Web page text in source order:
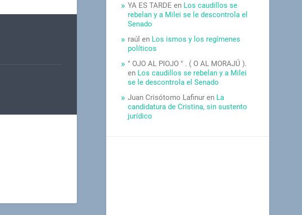
YA ES TARDE en Los caudillos se
rebelan y a Milei se le descontrola el
Senado
raúl en Los ismos y los regímenes
políticos
" OJO AL PIOJO " . ( O AL MORAJÚ ).
en Los caudillos se rebelan y a Milei
se le descontrola el Senado
Juan Crisótomo Lafinur en La
candidatura de Cristina, sin sustento
jurídico